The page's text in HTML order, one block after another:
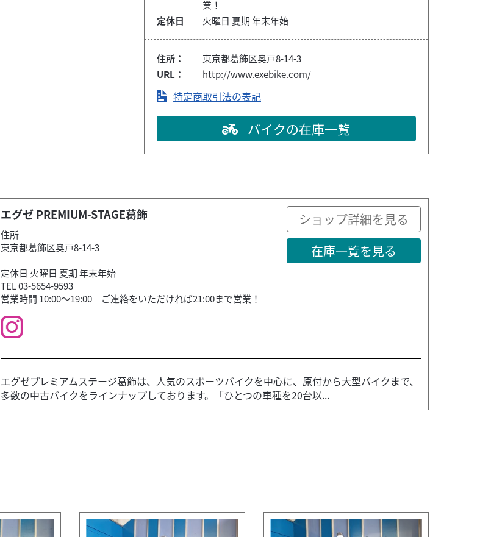
業！
定休日
火曜日 夏期 年末年始
住所：
東京都葛飾区奥戸8-14-3
URL：
http://www.exebike.com/
特定商取引法の表記
バイクの在庫一覧
エグゼ PREMIUM-STAGE葛飾
住所
東京都葛飾区奥戸8-14-3
定休日 火曜日 夏期 年末年始
TEL 03-5654-9593
営業時間 10:00～19:00 ご連絡をいただければ21:00まで営業！
ショップ詳細を見る
在庫一覧を見る
エグゼプレミアムステージ葛飾は、人気のスポーツバイクを中心に、原付から大型バイクまで、
多数の中古バイクをラインナップしております。「ひとつの車種を20台以...